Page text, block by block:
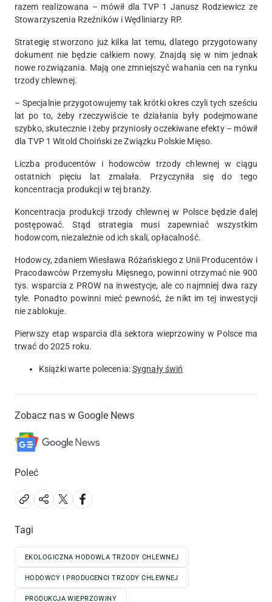
razem realizowana – mówił dla TVP 1 Janusz Rodziewicz ze
Stowarzyszenia Rzeźników i Wędliniarzy RP.
Strategię stworzono już kilka lat temu, dlatego przygotowany
dokument nie będzie całkiem nowy. Znajdą się w nim jednak
nowe rozwiązania. Mają one zmniejszyć wahania cen na rynku
trzody chlewnej.
– Specjalnie przygotowujemy tak krótki okres czyli tych sześciu
lat po to, żeby rzeczywiście te działania były podejmowane
szybko, skutecznie i żeby przyniosły oczekiwane efekty – mówił
dla TVP 1 Witold Choiński ze Związku Polskie Mięso.
Liczba producentów i hodowców trzody chlewnej w ciągu
ostatnich pięciu lat zmalała. Przyczyniła się do tego
koncentracja produkcji w tej branży.
Koncentracja produkcji trzody chlewnej w Polsce będzie dalej
postępować. Stąd strategia musi zapewniać wszystkim
hodowcom, niezależnie od ich skali, opłacalność.
Hodowcy, zdaniem Wiesława Różańskiego z Unii Producentów i
Pracodawców Przemysłu Mięsnego, powinni otrzymać nie 900
tys. wsparcia z PROW na inwestycje, ale co najmniej dwa razy
tyle. Ponadto powinni mieć pewność, że nikt im tej inwestycji
nie zablokuje.
Pierwszy etap wsparcia dla sektora wieprzowiny w Polsce ma
trwać do 2025 roku.
Książki warte polecenia:Sygnały świń
Zobacz nas w Google News
Poleć
Tagi
EKOLOGICZNA HODOWLA TRZODY CHLEWNEJ
HODOWCY I PRODUCENCI TRZODY CHLEWNEJ
PRODUKCJA WIEPRZOWINY